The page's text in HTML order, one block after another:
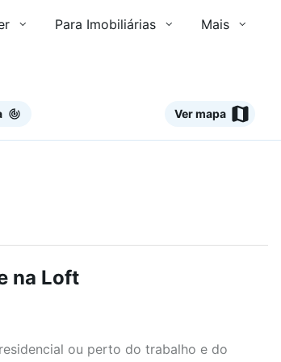
Para Imobiliárias Mais
Ver mapa
na Loft
ou perto do trabalho e do